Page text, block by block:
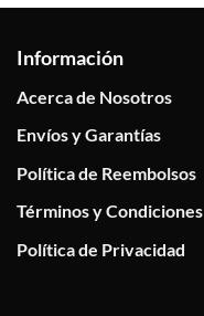
Información
Acerca de Nosotros
Envíos y Garantías
Política de Reembolsos
Términos y Condiciones
Política de Privacidad